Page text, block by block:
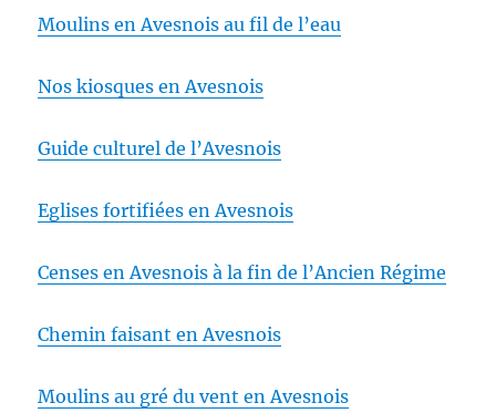
Moulins en Avesnois au fil de l’eau
Nos kiosques en Avesnois
Guide culturel de l’Avesnois
Eglises fortifiées en Avesnois
Censes en Avesnois à la fin de l’Ancien Régime
Chemin faisant en Avesnois
Moulins au gré du vent en Avesnois